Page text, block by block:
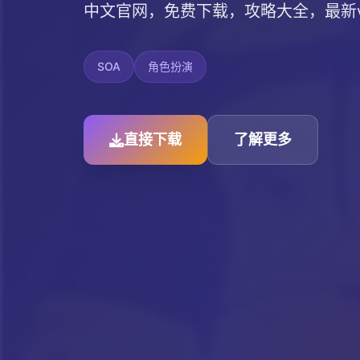
中文官网，免费下载，攻略大全，最
SOA 角色扮演
直接下载 了解更多